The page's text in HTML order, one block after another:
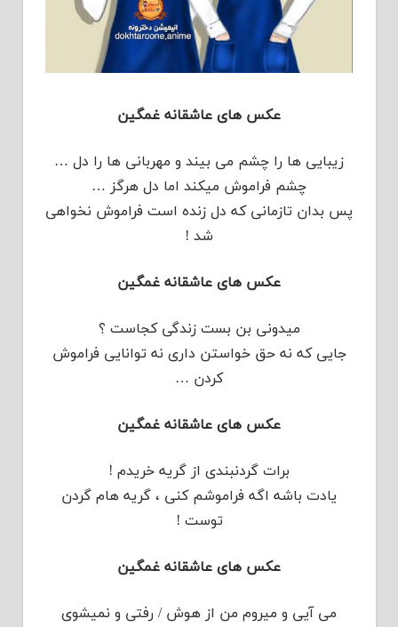
عکس های عاشقانه غمگین
زیبایی ها را چشم می بیند و مهربانی ها را دل …
چشم فراموش میکند اما دل هرگز …
پس بدان تازمانی که دل زنده است فراموش نخواهی
شد !
عکس های عاشقانه غمگین
میدونی بن بست زندگی کجاست ؟
جایی که نه حق خواستن داری نه توانایی فراموش
کردن …
عکس های عاشقانه غمگین
برات گردنبندی از گریه خریدم !
یادت باشه اگه فراموشم کنی ، گریه هام گردن
توست !
عکس های عاشقانه غمگین
می آیی و میروم من از هوش / رفتی و نمیشوی